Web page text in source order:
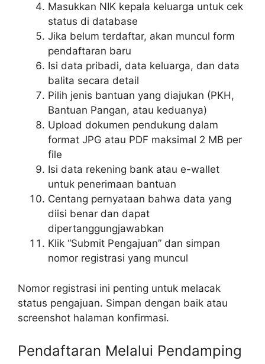
Masukkan NIK kepala keluarga untuk cek
status di database
Jika belum terdaftar, akan muncul form
pendaftaran baru
Isi data pribadi, data keluarga, dan data
balita secara detail
Pilih jenis bantuan yang diajukan (PKH,
Bantuan Pangan, atau keduanya)
Upload dokumen pendukung dalam
format JPG atau PDF maksimal 2 MB per
file
Isi data rekening bank atau e-wallet
untuk penerimaan bantuan
Centang pernyataan bahwa data yang
diisi benar dan dapat
dipertanggungjawabkan
Klik “Submit Pengajuan” dan simpan
nomor registrasi yang muncul
Nomor registrasi ini penting untuk melacak
status pengajuan. Simpan dengan baik atau
screenshot halaman konfirmasi.
Pendaftaran Melalui Pendamping